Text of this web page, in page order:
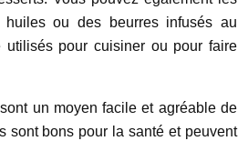
ou des beurres infusés au
utilisés pour cuisiner ou pour faire
un moyen facile et agréable de
sont bons pour la santé et peuvent